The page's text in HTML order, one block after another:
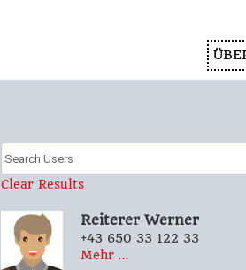
Clear Results
Reiterer Werner
+43 650 33 122 33
Mehr …